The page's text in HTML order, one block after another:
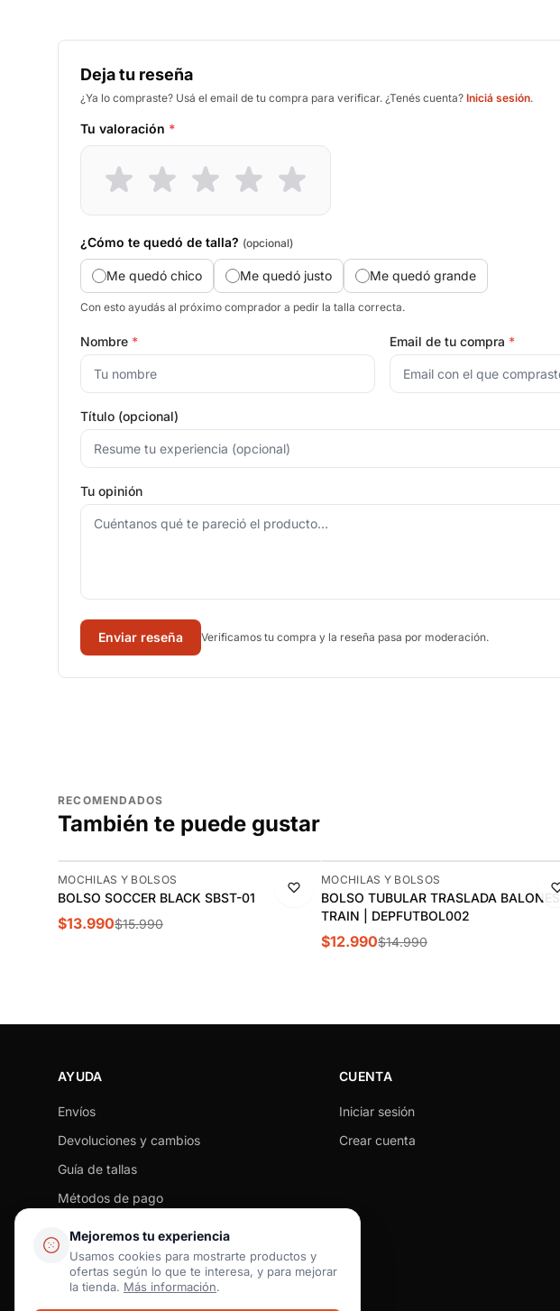
Mejoremos tu experiencia
Usamos cookies para mostrarte productos y
ofertas según lo que te interesa, y para mejorar
la tienda. Más información.
Deja tu reseña
¿Ya lo compraste? Usá el email de tu compra para verificar. ¿Tenés cuenta? Iniciá sesión.
Tu valoración *
¿Cómo te quedó de talla? (opcional)
Me quedó chico Me quedó justo Me quedó grande
Con esto ayudás al próximo comprador a pedir la talla correcta.
Nombre * Email de tu compra *
Título (opcional)
Tu opinión
Enviar reseña Verificamos tu compra y la reseña pasa por moderación.
RECOMENDADOS
También te puede gustar
-13%
MOCHILAS Y BOLSOS
BOLSO SOCCER BLACK SBST-01
$13.990$15.990
-13%
MOCHILAS Y BOLSOS
BOLSO TUBULAR TRASLADA BALONES
TRAIN | DEPFUTBOL002
$12.990$14.990
AYUDA
Envíos
Devoluciones y cambios
Guía de tallas
Métodos de pago
Preguntas frecuentes
Contacto
CUENTA
Iniciar sesión
Crear cuenta